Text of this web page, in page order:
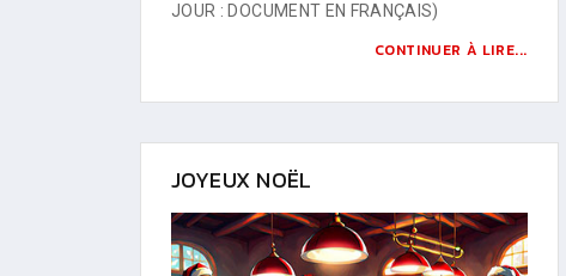
JOUR : DOCUMENT EN FRANÇAIS)
CONTINUER À LIRE...
JOYEUX NOËL